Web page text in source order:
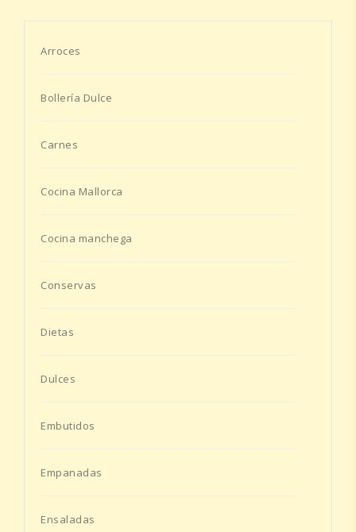
Arroces
Bollería Dulce
Carnes
Cocina Mallorca
Cocina manchega
Conservas
Dietas
Dulces
Embutidos
Empanadas
Ensaladas